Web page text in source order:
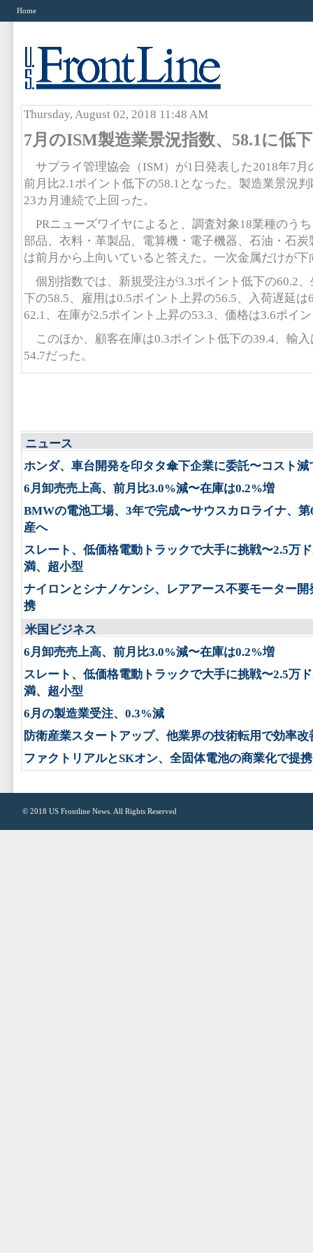
Home
Thursday, August 02, 2018 11:48 AM
7月のISM製造業景況指数、58.1に低下
サプライ管理協会（ISM）が1日発表した2018年7月
前月比2.1ポイント低下の58.1となった。製造業景況
23カ月連続で上回った。
PRニューズワイヤによると、調査対象18業種のう
部品、衣料・革製品、電算機・電子機器、石油・石
は前月から上向いていると答えた。一次金属だけが下
個別指数では、新規受注が3.3ポイント低下の60.2
下の58.5、雇用は0.5ポイント上昇の56.5、入荷遅延は
62.1、在庫が2.5ポイント上昇の53.3、価格は3.6ポイ
このほか、顧客在庫は0.3ポイント低下の39.4、輸
54.7だった。
ニュース
ホンダ、車台開発を印タタ傘下企業に委託〜コスト減
6月卸売売上高、前月比3.0%減〜在庫は0.2%増
BMWの電池工場、3年で完成〜サウスカロライナ、第
産へ
スレート、低価格電動トラックで大手に挑戦〜2.5万
満、超小型
ナイロンとシナノケンシ、レアアース不要モーター開
携
米国ビジネス
6月卸売売上高、前月比3.0%減〜在庫は0.2%増
スレート、低価格電動トラックで大手に挑戦〜2.5万
満、超小型
6月の製造業受注、0.3%減
防衛産業スタートアップ、他業界の技術転用で効率改
ファクトリアルとSKオン、全固体電池の商業化で提携
© 2018 US Frontline News . All Rights Reserved